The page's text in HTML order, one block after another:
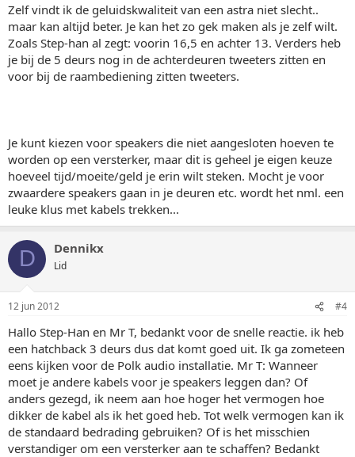
Zelf vindt ik de geluidskwaliteit van een astra niet slecht..
maar kan altijd beter. Je kan het zo gek maken als je zelf wilt.
Zoals Step-han al zegt: voorin 16,5 en achter 13. Verders heb
je bij de 5 deurs nog in de achterdeuren tweeters zitten en
voor bij de raambediening zitten tweeters.
Je kunt kiezen voor speakers die niet aangesloten hoeven te
worden op een versterker, maar dit is geheel je eigen keuze
hoeveel tijd/moeite/geld je erin wilt steken. Mocht je voor
zwaardere speakers gaan in je deuren etc. wordt het nml. een
leuke klus met kabels trekken...
D Dennikx
Lid
12 jun 2012 #4
Hallo Step-Han en Mr T, bedankt voor de snelle reactie. ik heb
een hatchback 3 deurs dus dat komt goed uit. Ik ga zometeen
eens kijken voor de Polk audio installatie. Mr T: Wanneer
moet je andere kabels voor je speakers leggen dan? Of
anders gezegd, ik neem aan hoe hoger het vermogen hoe
dikker de kabel als ik het goed heb. Tot welk vermogen kan ik
de standaard bedrading gebruiken? Of is het misschien
verstandiger om een versterker aan te schaffen? Bedankt